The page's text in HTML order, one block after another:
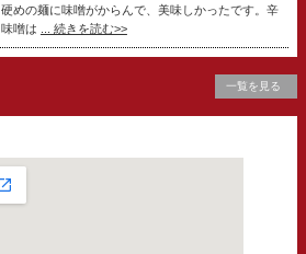
硬めの麺に味噌がからんで、美味しかったです。辛
味噌は
... 続きを読む>>
一覧を見る